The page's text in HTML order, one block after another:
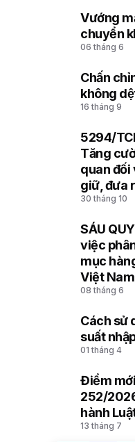
Vướng
chuyển
06 tháng 6
Chấn
không
16 tháng 9
5294/
Tăng
quan đối
giữ, đưa
30 tháng 10
SÁU
việc
mục
Việt
mô tả và
08 tháng 6
Cách sử
suất
01 tháng 4
Điểm
252/
hành
13 tháng 7